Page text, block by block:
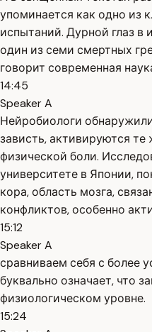
упоминается как одно из
испытаний. Дурной глаз в
один из семи смертных
говорит современная
14:45
Speaker A
Нейробиологи
зависть, активируются те
физической боли.
университете в Японии,
кора, область мозга,
конфликтов, особенно
15:12
Speaker A
сравниваем себя с более
буквально означает, что
физиологическом уровне.
15:24